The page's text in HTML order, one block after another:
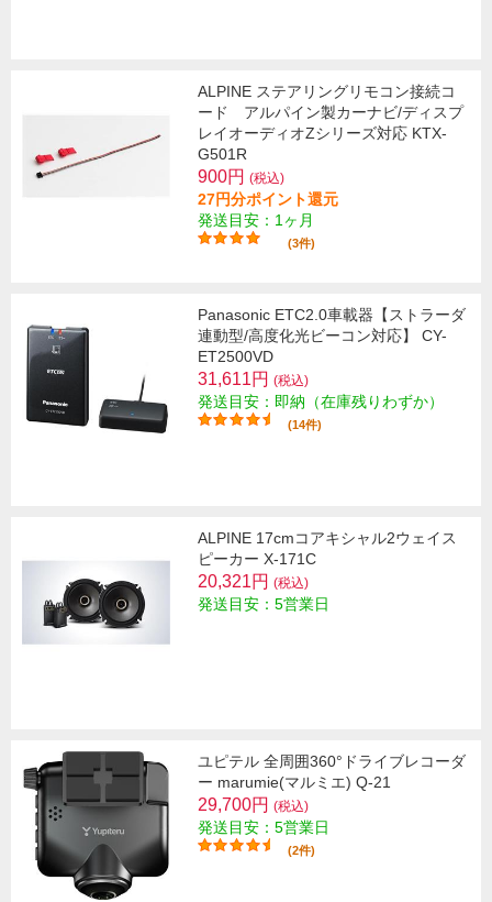
ALPINE ステアリングリモコン接続コ
ード アルパイン製カーナビ/ディスプ
レイオーディオZシリーズ対応 KTX-
G501R
900円 (税込)
27円分ポイント還元
発送目安：1ヶ月
(3件)
Panasonic ETC2.0車載器【ストラーダ
連動型/高度化光ビーコン対応】 CY-
ET2500VD
31,611円 (税込)
発送目安：即納（在庫残りわずか）
(14件)
ALPINE 17cmコアキシャル2ウェイス
ピーカー X-171C
20,321円 (税込)
発送目安：5営業日
ユピテル 全周囲360°ドライブレコーダ
ー marumie(マルミエ) Q-21
29,700円 (税込)
発送目安：5営業日
(2件)